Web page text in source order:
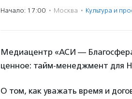
Начало: 17:00 · Москва · Культура и
Медиацентр «АСИ —
ценное: тайм-менеджмент для
О том, как уважать время и